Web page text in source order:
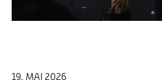
19. MAI 2026